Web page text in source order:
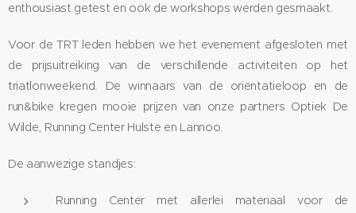
enthousiast getest en ook de workshops werden gesmaakt.
Voor de TRT leden hebben we het evenement afgesloten met
de prijsuitreiking van de verschillende activiteiten op het
triatlonweekend. De winnaars van de oriëntatieloop en de
run&bike kregen mooie prijzen van onze partners Optiek De
Wilde, Running Center Hulste en Lannoo.
De aanwezige standjes:
Running Center met allerlei materiaal voor de